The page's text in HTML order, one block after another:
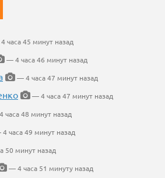
часа 45 минут назад
— 4 часа 46 минут назад
— 4 часа 47 минут назад
— 4 часа 47 минут назад
часа 48 минут назад
часа 49 минут назад
50 минут назад
— 4 часа 51 минуту назад